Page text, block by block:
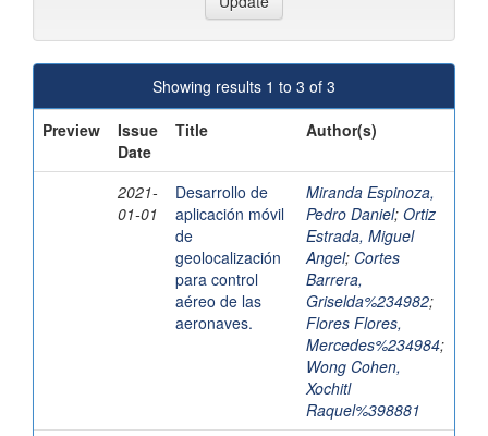
Showing results 1 to 3 of 3
Preview
Issue
Date
Title Author(s)
2021-
01-01
Desarrollo de
aplicación móvil
de
geolocalización
para control
aéreo de las
aeronaves.
Miranda Espinoza,
Pedro Daniel; Ortiz
Estrada, Miguel
Angel; Cortes
Barrera,
Griselda%234982;
Flores Flores,
Mercedes%234984;
Wong Cohen,
Xochitl
Raquel%398881